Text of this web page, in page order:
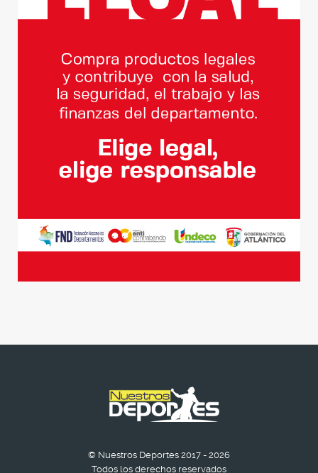
© Nuestros Deportes 2017 - 2026
Todos los derechos reservados